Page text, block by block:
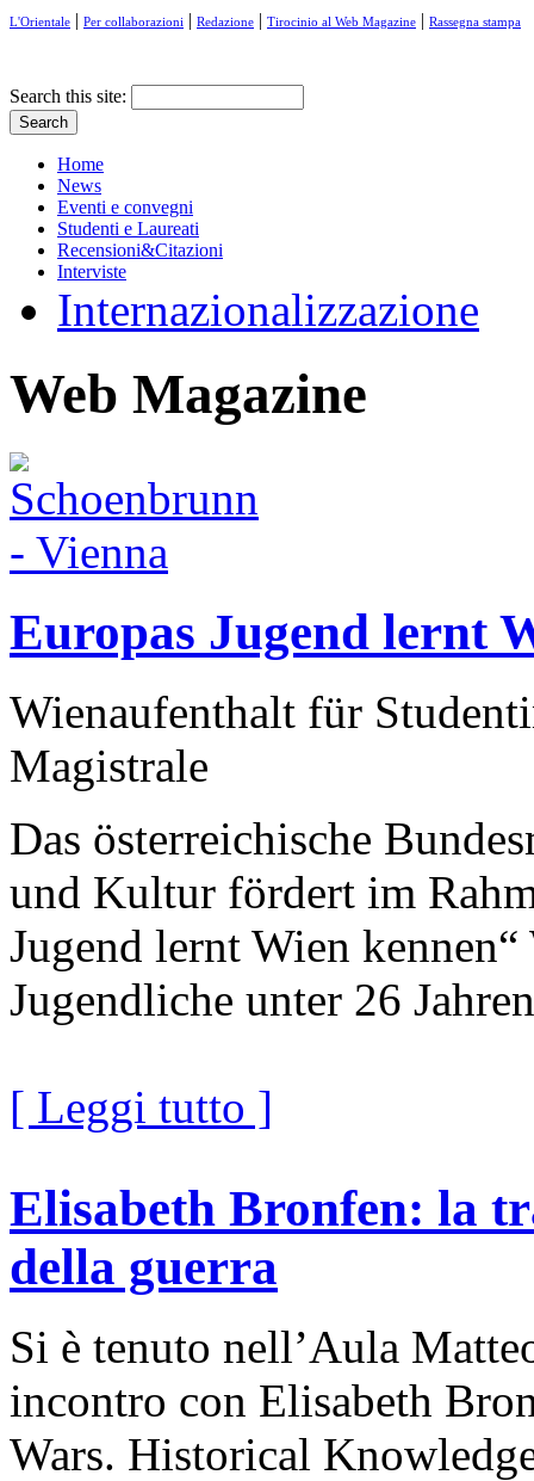
L'Orientale | Per collaborazioni | Redazione | Tirocinio al Web Magazine | Rassegna stampa
Search this site:
Home
News
Eventi e convegni
Studenti e Laureati
Recensioni&Citazioni
Interviste
Internazionalizzazione
Web Magazine
Europas Jugend lernt
Wienaufenthalt für
Magistrale
Das österreichische
und Kultur fördert im
Jugend lernt Wien
Jugendliche unter 26
[ Leggi tutto ]
Elisabeth Bronfen: la
della guerra
Si è tenuto nell’Aula
incontro con Elisabeth
Wars. Historical